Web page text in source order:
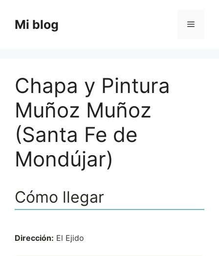
contenido
Mi blog Menú
Chapa y Pintura
Muñoz Muñoz
(Santa Fe de
Mondújar)
Cómo llegar
Dirección: El Ejido